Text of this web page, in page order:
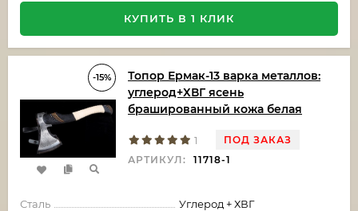
КУПИТЬ В 1 КЛИК
-15%
Топор Ермак-13 варка металлов:
углерод+ХВГ ясень
брашированный кожа белая
1
ПОД ЗАКАЗ
АРТИКУЛ:
11718-1
Сталь
Углерод + ХВГ